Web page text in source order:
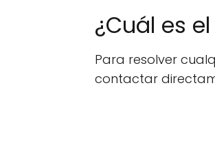
¿Cuál es
Para resolver
contactar